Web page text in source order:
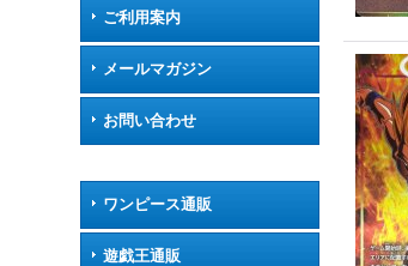
ご利用案内
メールマガジン
お問い合わせ
ワンピース通販
遊戯王通販